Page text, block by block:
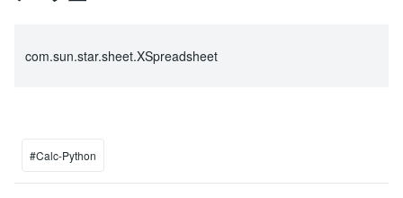
com.sun.star.sheet.XSpreadsheet
#Calc-Python